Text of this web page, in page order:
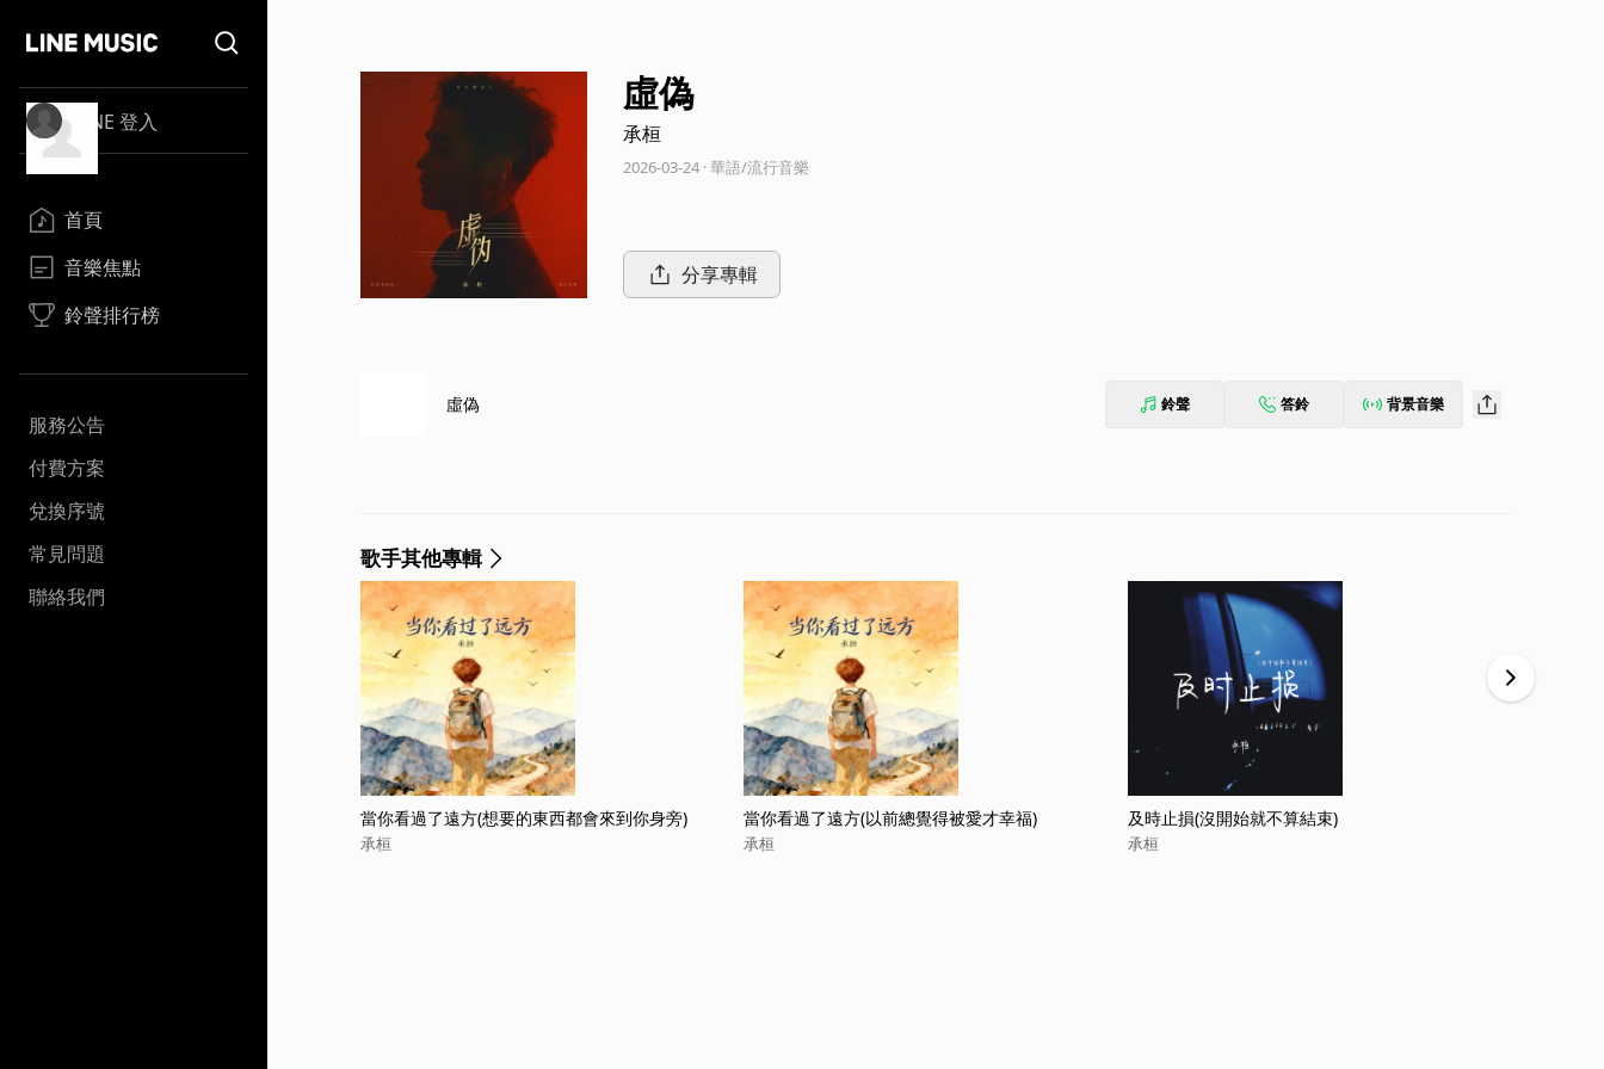
LINE 登入
首頁
音樂焦點
鈴聲排行榜
服務公告
付費方案
兌換序號
常見問題
聯絡我們
虛偽
承桓
2026-03-24 · 華語/流行音樂
分享專輯
虛偽 鈴聲 答鈴 背景音樂
歌手其他專輯
當你看過了遠方(想要的東西都會來到你身旁)
承桓
當你看過了遠方(以前總覺得被愛才幸福)
承桓
及時止損(沒開始就不算結束)
承桓